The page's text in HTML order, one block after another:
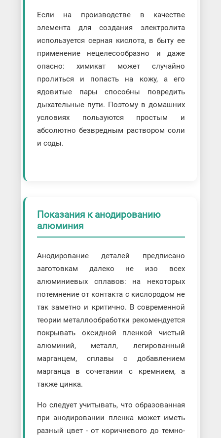
Если на производстве в качестве
элемента для создания электролита
используется серная кислота, в быту ее
применение нецелесообразно и даже
опасно: химикат может случайно
пролиться и попасть на кожу, а его
ядовитые пары способны повредить
дыхательные пути. Поэтому в домашних
условиях пользуются простым и
абсолютно безвредным раствором соли
и соды.
Показания к анодированию
алюминия
Анодирование деталей предписано
заготовкам далеко не изо всех
алюминиевых сплавов: на некоторых
потемнение от контакта с кислородом не
так заметно и критично. В современной
теории металлообработки рекомендуется
покрывать оксидной пленкой чистый
алюминий, металл, легированный
марганцем, сплавы с добавлением
марганца в сочетании с кремнием, а
также цинка.
Но следует учитывать, что образованная
при анодировании пленка может иметь
разный цвет - от коричневого до темно-